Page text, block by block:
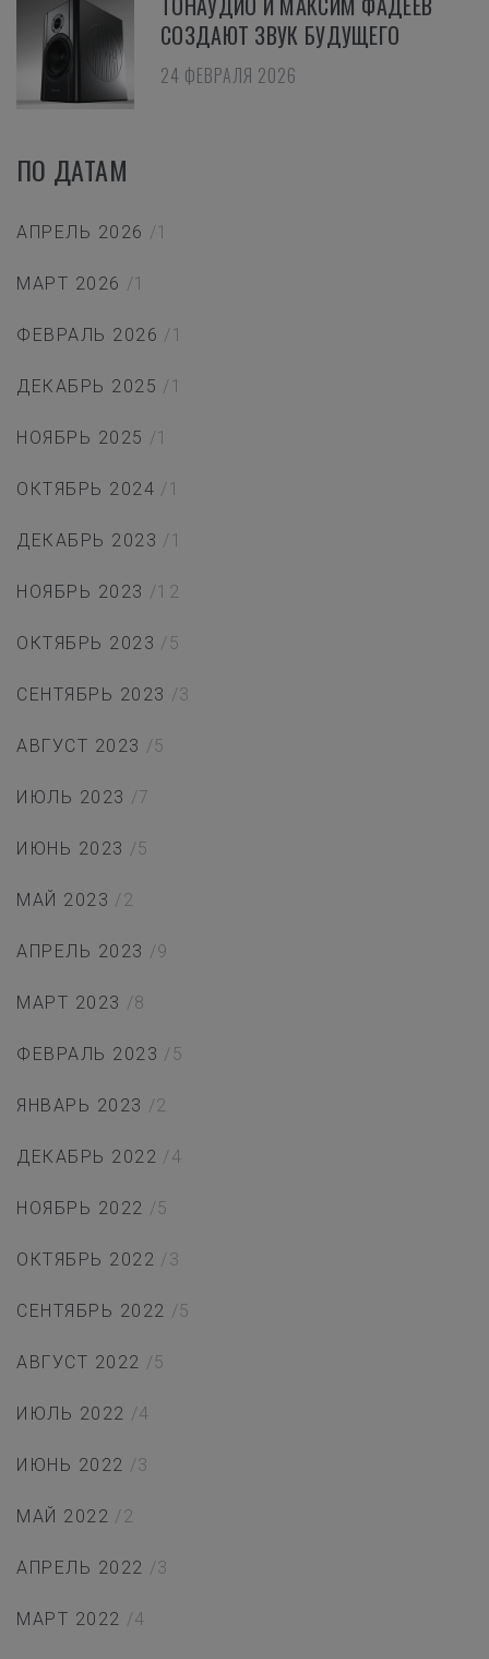
СОЗДАЮТ ЗВУК БУДУЩЕГО
24 ФЕВРАЛЯ 2026
ПО ДАТАМ
АПРЕЛЬ 2026 /1
МАРТ 2026 /1
ФЕВРАЛЬ 2026 /1
ДЕКАБРЬ 2025 /1
НОЯБРЬ 2025 /1
ОКТЯБРЬ 2024 /1
ДЕКАБРЬ 2023 /1
НОЯБРЬ 2023 /12
ОКТЯБРЬ 2023 /5
СЕНТЯБРЬ 2023 /3
АВГУСТ 2023 /5
ИЮЛЬ 2023 /7
ИЮНЬ 2023 /5
МАЙ 2023 /2
АПРЕЛЬ 2023 /9
МАРТ 2023 /8
ФЕВРАЛЬ 2023 /5
ЯНВАРЬ 2023 /2
ДЕКАБРЬ 2022 /4
НОЯБРЬ 2022 /5
ОКТЯБРЬ 2022 /3
СЕНТЯБРЬ 2022 /5
АВГУСТ 2022 /5
ИЮЛЬ 2022 /4
ИЮНЬ 2022 /3
МАЙ 2022 /2
АПРЕЛЬ 2022 /3
МАРТ 2022 /4